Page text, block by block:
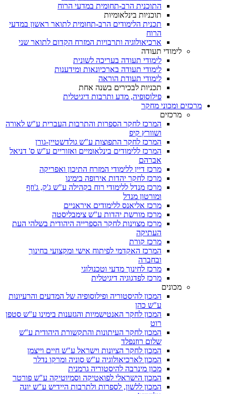
התוכנית הרב-תחומית במדעי הרוח
תוכניות בינלאומיות
תכנית הלימודים הרב-תחומית לתואר ראשון במדעי
הרוח
ארכיאולוגיה ותרבויות המזרח הקדום לתואר שני
לימודי תעודה
לימודי תעודה בעריכה לשונית
לימודי תעודה בארכיונאות ומידענות
לימודי תעודת הוראה
תכניות לבכירים בשנה אחת
פילוסופיה, מדע ותרבות דיגיטלית
מרכזים ומכוני מחקר
מרכזים
המרכז לחקר הספרות והתרבות העברית ע"ש לאורה
ושוורץ קיפ
המרכז לחקר התפוצות ע"ש גולדשטיין-גורן
המרכז ללימודים בינלאומיים ואזוריים ע"ש ס' דניאל
אברהם
מרכז דיין ללימודי המזרח התיכון ואפריקה
מרכז לחקר יהדות אירופה בימינו
מרכז מנדל ללימודי רוח בקהילה ע"ש ג'ק, ג'וזף
ומורטון מנדל
מרכז אליאנס ללימודים איראניים
מרכז מורשת יהדות ע"ש צימבליסטה
מרכז מצוינות לחקר הספרייה היהודית בשלהי העת
העתיקה
מרכז קורת
המרכז האקדמי לפיתוח אישי ומקצועי בחינוך
ובחברה
מרכז לחינוך מדעי וטכנולוגי
מרכז לפדגוגיה דיגיטלית
מכונים
המכון להיסטוריה ופילוסופיה של המדעים והרעיונות
ע"ש כהן
המכון לחקר האנטישמיות והגזענות בימינו ע"ש סטפן
רוט
המכון לחקר העיתונות והתקשורת היהודית ע"ש
שלום רוזנפלד
המכון לחקר הציונות וישראל ע"ש חיים וייצמן
המכון לארכיאולוגיה ע"ש סוניה ומרקו נדלר
מכון מינרבה להיסטוריה גרמנית
המכון הישראלי לפואטיקה וסמיוטיקה ע"ש פורטר
המכון ללשון, לספרות ולתרבות היידיש ע"ש יונה